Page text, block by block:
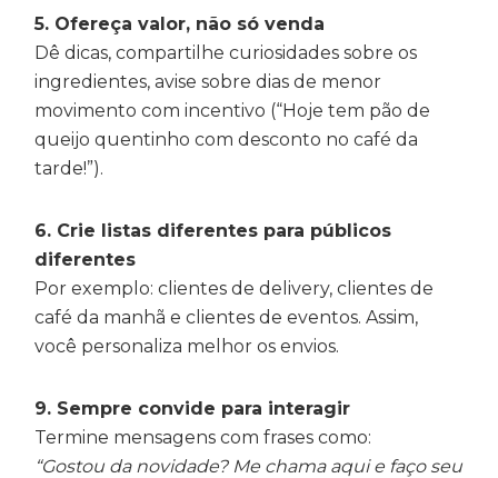
5. Ofereça valor, não só venda
Dê dicas, compartilhe curiosidades sobre os
ingredientes, avise sobre dias de menor
movimento com incentivo (“Hoje tem pão de
queijo quentinho com desconto no café da
tarde!”).
6. Crie listas diferentes para públicos
diferentes
Por exemplo: clientes de delivery, clientes de
café da manhã e clientes de eventos. Assim,
você personaliza melhor os envios.
9. Sempre convide para interagir
Termine mensagens com frases como:
“Gostou da novidade? Me chama aqui e faço seu